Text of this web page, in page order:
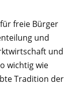
freie Bürger
und
und
wichtig wie
Tradition der